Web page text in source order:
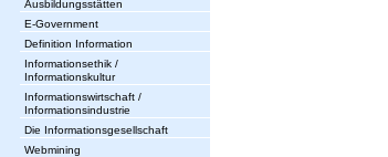
Ausbildungsstätten
E-Government
Definition Information
Informationsethik /
Informationskultur
Informationswirtschaft /
Informationsindustrie
Die Informationsgesellschaft
Webmining